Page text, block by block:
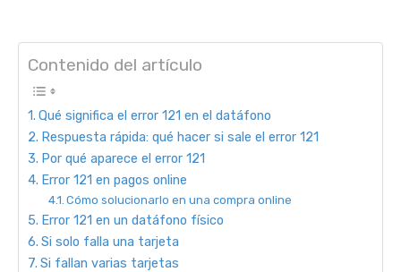
Contenido del artículo
Qué significa el error 121 en el datáfono
Respuesta rápida: qué hacer si sale el error 121
Por qué aparece el error 121
Error 121 en pagos online
Cómo solucionarlo en una compra online
Error 121 en un datáfono físico
Si solo falla una tarjeta
Si fallan varias tarjetas